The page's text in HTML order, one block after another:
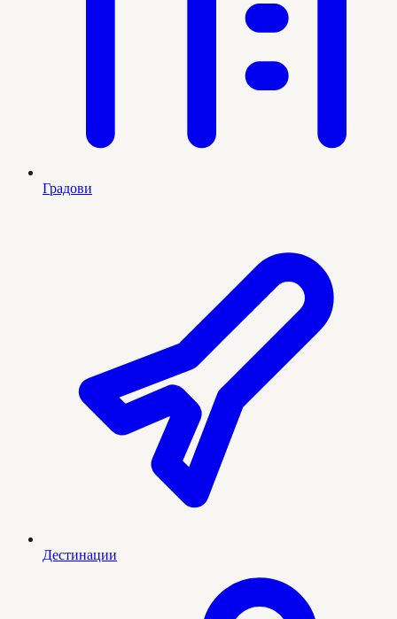
Градови
Дестинации